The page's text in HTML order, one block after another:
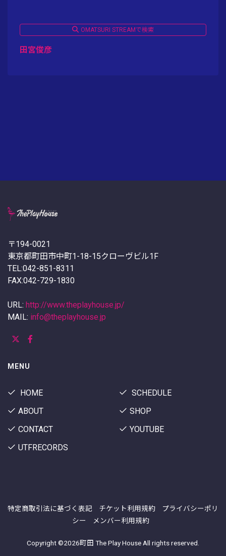
OMATSURI STREAMで検索
田宮俊彦
〒194-0021
東京都町田市中町1-18-15クローヴビル1F
TEL:042-851-8311
FAX:042-729-1830
URL: http://www.theplayhouse.jp/
MAIL: info@theplayhouse.jp
MENU
HOME
SCHEDULE
ABOUT
SHOP
CONTACT
YOUTUBE
UTFRECORDS
特定商取引法に基づく表記 チケット利用規約
プライバシーポリ
シー
メンバー利用規約
Copyright ©2026町田 The Play House All rights reserved.